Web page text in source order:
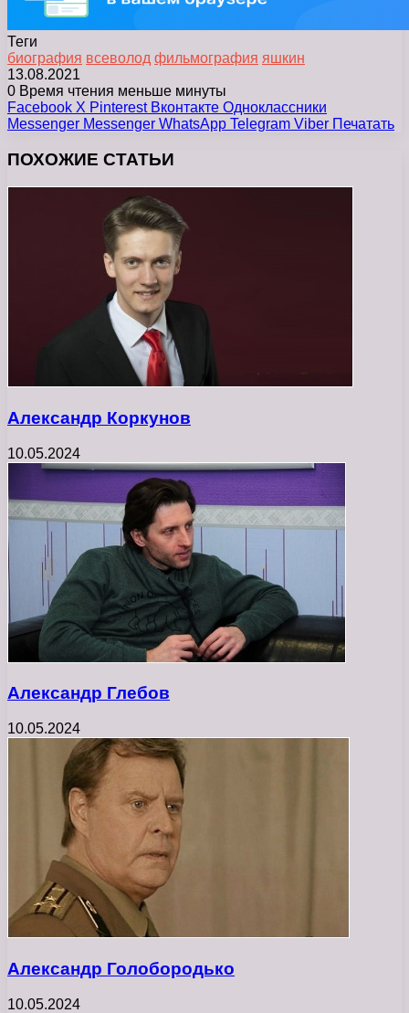
Теги
биография всеволод фильмография яшкин
13.08.2021
0 Время чтения меньше минуты
Facebook X Pinterest Вконтакте Одноклассники
Messenger Messenger WhatsApp Telegram Viber Печатать
ПОХОЖИЕ СТАТЬИ
Александр Коркунов
10.05.2024
Александр Глебов
10.05.2024
Александр Голобородько
10.05.2024